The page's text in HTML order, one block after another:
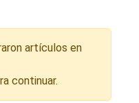
artículos en
continuar.